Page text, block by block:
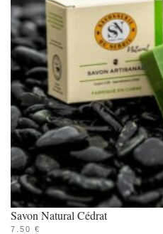
Savon Natural Cédrat
7.50 €